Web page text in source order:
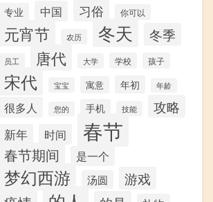
专业 中国 习俗 你可以
元宵节 农历 冬天 冬季
员工 唐代 大学 学校 孩子
宋代 宝宝 寓意 年初 年龄
很多人 您的 手机 技能 攻略
新年 时间 春节
春节期间 是一个
梦幻西游 汤圆 游戏